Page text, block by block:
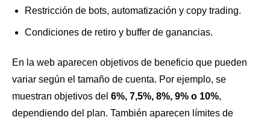
Restricción de bots, automatización y copy trading.
Condiciones de retiro y buffer de ganancias.
En la web aparecen objetivos de beneficio que pueden
variar según el tamaño de cuenta. Por ejemplo, se
muestran objetivos del 6%, 7,5%, 8%, 9% o 10%,
dependiendo del plan. También aparecen límites de